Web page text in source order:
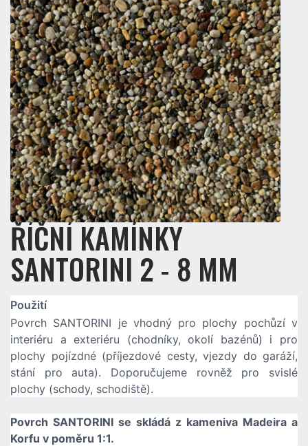
ŘÍČNÍ KAMÍNKY
SANTORINI 2 - 8 MM
Použití
Povrch SANTORINI je vhodný pro plochy pochůzí v
interiéru a exteriéru (chodníky, okolí bazénů) i pro
plochy pojízdné (příjezdové cesty, vjezdy do garáží,
stání pro auta). Doporučujeme rovněž pro svislé
plochy (schody, schodiště).
Povrch SANTORINI se skládá z kameniva Madeira a
Korfu v poměru 1:1.